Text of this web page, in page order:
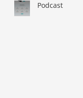
Podcast